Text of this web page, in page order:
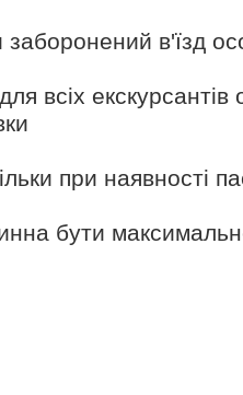
в'їзд
всіх
при наявності
бути